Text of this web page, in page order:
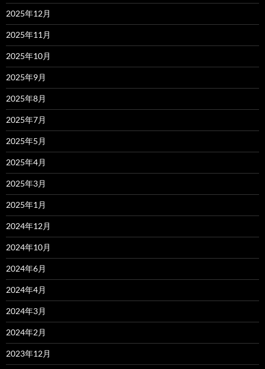
2025年12月
2025年11月
2025年10月
2025年9月
2025年8月
2025年7月
2025年5月
2025年4月
2025年3月
2025年1月
2024年12月
2024年10月
2024年6月
2024年4月
2024年3月
2024年2月
2023年12月